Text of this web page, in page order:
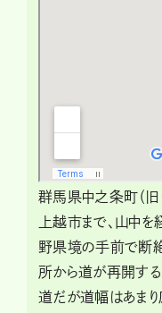
群馬県中之条町（旧
上越市まで、山中
野県境の手前で断
所から道が再開する
道だが道幅はあまり